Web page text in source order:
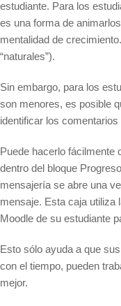
estudiante. Para los
es una forma de
mentalidad de
“naturales”).
Sin embargo, para los
son menores, es posible
identificar los
Puede hacerlo fácilmente
dentro del bloque
mensajería se abre una
mensaje. Esta caja utiliza
Moodle de su estudiante
Esto sólo ayuda a que
con el tiempo, pueden
mejor.